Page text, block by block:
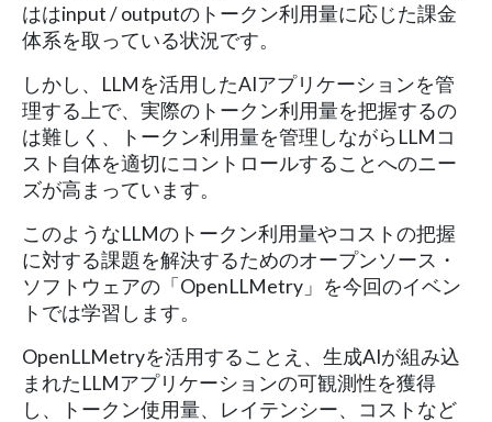
ははinput / outputのトークン利用量に応じた課金
体系を取っている状況です。
しかし、LLMを活用したAIアプリケーションを管
理する上で、実際のトークン利用量を把握するの
は難しく、トークン利用量を管理しながらLLMコ
スト自体を適切にコントロールすることへのニー
ズが高まっています。
このようなLLMのトークン利用量やコストの把握
に対する課題を解決するためのオープンソース・
ソフトウェアの「OpenLLMetry」を今回のイベン
トでは学習します。
OpenLLMetryを活⽤することえ、⽣成AIが組み込
まれたLLMアプリケーションの可観測性を獲得
し、トークン使用量、レイテンシー、コストなど